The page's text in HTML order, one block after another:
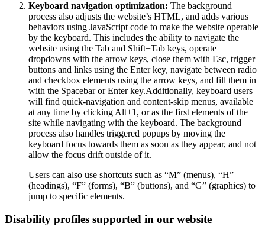
Keyboard navigation optimization: The background
process also adjusts the website’s HTML, and adds various
behaviors using JavaScript code to make the website operable
by the keyboard. This includes the ability to navigate the
website using the Tab and Shift+Tab keys, operate
dropdowns with the arrow keys, close them with Esc, trigger
buttons and links using the Enter key, navigate between radio
and checkbox elements using the arrow keys, and fill them in
with the Spacebar or Enter key.Additionally, keyboard users
will find quick-navigation and content-skip menus, available
at any time by clicking Alt+1, or as the first elements of the
site while navigating with the keyboard. The background
process also handles triggered popups by moving the
keyboard focus towards them as soon as they appear, and not
allow the focus drift outside of it.
Users can also use shortcuts such as “M” (menus), “H”
(headings), “F” (forms), “B” (buttons), and “G” (graphics) to
jump to specific elements.
Disability profiles supported in our website